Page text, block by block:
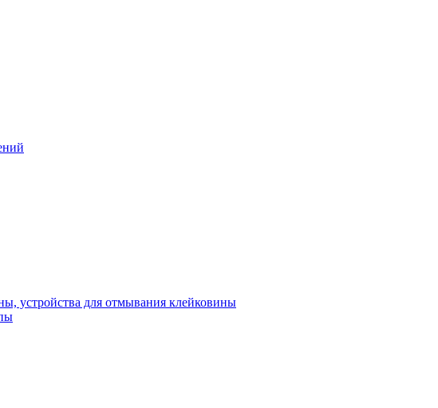
устройства для отмывания клейковины